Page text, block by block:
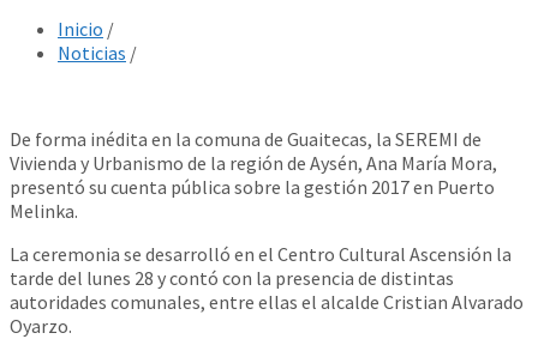
Inicio /
Noticias /
De forma inédita en la comuna de Guaitecas, la SEREMI de
Vivienda y Urbanismo de la región de Aysén, Ana María Mora,
presentó su cuenta pública sobre la gestión 2017 en Puerto
Melinka.
La ceremonia se desarrolló en el Centro Cultural Ascensión la
tarde del lunes 28 y contó con la presencia de distintas
autoridades comunales, entre ellas el alcalde Cristian Alvarado
Oyarzo.